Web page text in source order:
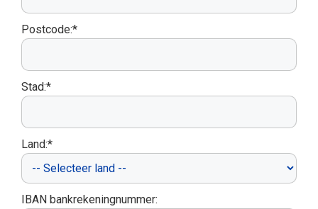
Postcode:*
Stad:*
Land:*
IBAN bankrekeningnummer: